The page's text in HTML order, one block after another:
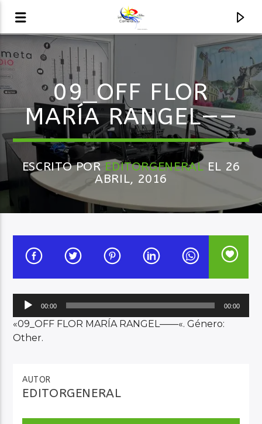
AUDIO EN VIVO
LA COMETA, SEÑALES A CIELO ABIERTO
09_OFF FLOR
MARÍA RANGEL——
ESCRITO POR EDITORGENERAL EL 26
ABRIL, 2016
Reproductor
audio
00:00 00:00
«09_OFF FLOR MARÍA RANGEL——«. Género:
Other.
AUTOR
EDITORGENERAL